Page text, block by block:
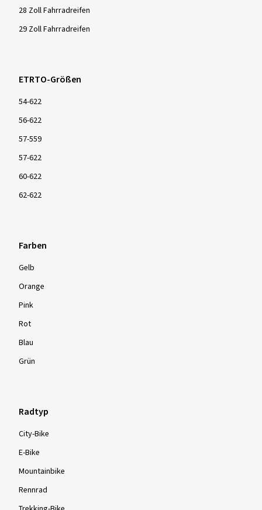
28 Zoll Fahrradreifen
29 Zoll Fahrradreifen
ETRTO-Größen
54-622
56-622
57-559
57-622
60-622
62-622
Farben
Gelb
Orange
Pink
Rot
Blau
Grün
Radtyp
City-Bike
E-Bike
Mountainbike
Rennrad